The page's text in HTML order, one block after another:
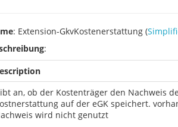
: Extension-GkvKostenerstattung (
:
an, ob der Kostenträger den Nachweis
auf der eGK speichert.
wird nicht genutzt